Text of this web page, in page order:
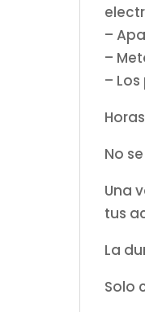
–
–
–
No
Una
tus
La
Solo